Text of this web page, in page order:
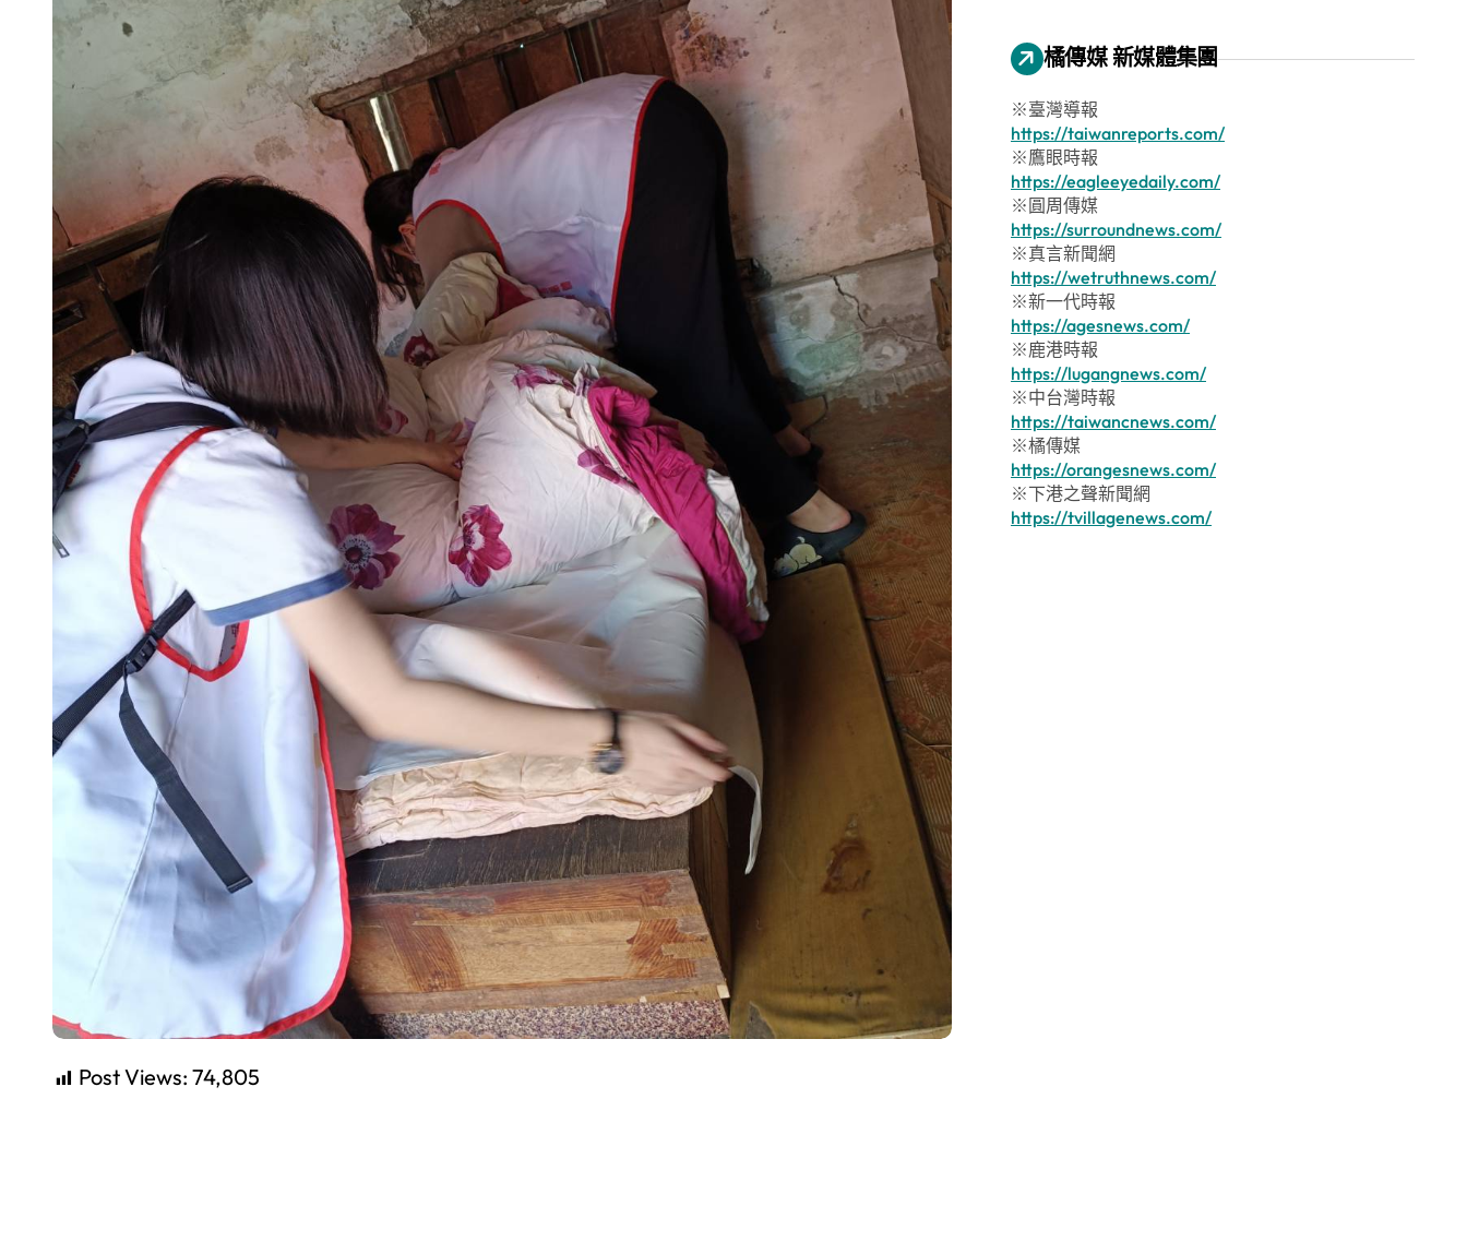
Post Views: 74,805
橘傳媒 新媒體集團
※臺灣導報
https://taiwanreports.com/
※鷹眼時報
https://eagleeyedaily.com/
※圓周傳媒
https://surroundnews.com/
※真言新聞網
https://wetruthnews.com/
※新一代時報
https://agesnews.com/
※鹿港時報
https://lugangnews.com/
※中台灣時報
https://taiwancnews.com/
※橘傳媒
https://orangesnews.com/
※下港之聲新聞網
https://tvillagenews.com/